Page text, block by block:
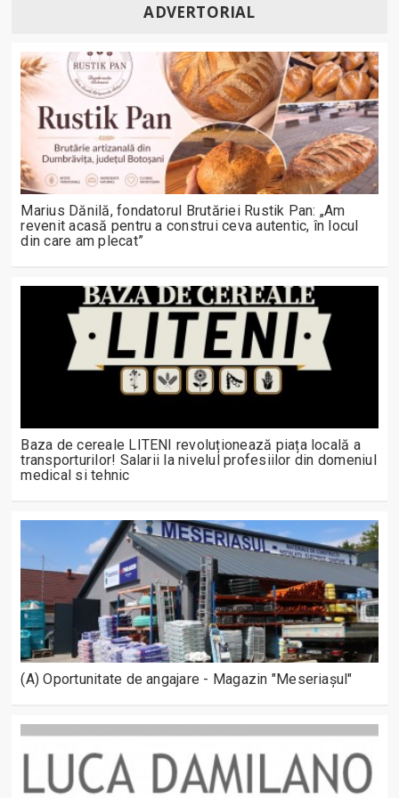
ADVERTORIAL
Marius Dănilă, fondatorul Brutăriei Rustik Pan: „Am
revenit acasă pentru a construi ceva autentic, în locul
din care am plecat”
Baza de cereale LITENI revoluționează piața locală a
transporturilor! Salarii la nivelul profesiilor din domeniul
medical si tehnic
(A) Oportunitate de angajare - Magazin "Meseriașul"